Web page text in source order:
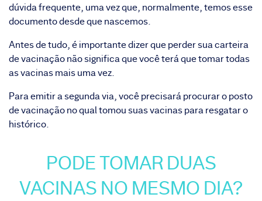
dúvida frequente, uma vez que, normalmente, temos esse
documento desde que nascemos.
Antes de tudo, é importante dizer que perder sua carteira
de vacinação não significa que você terá que tomar todas
as vacinas mais uma vez.
Para emitir a segunda via, você precisará procurar o posto
de vacinação no qual tomou suas vacinas para resgatar o
histórico.
PODE TOMAR DUAS
VACINAS NO MESMO DIA?